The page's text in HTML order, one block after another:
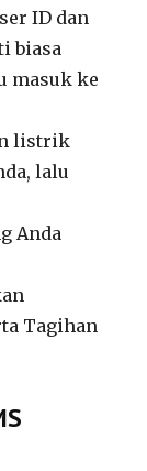
ID dan
biasa
masuk ke
listrik
lalu
Anda
Tagihan